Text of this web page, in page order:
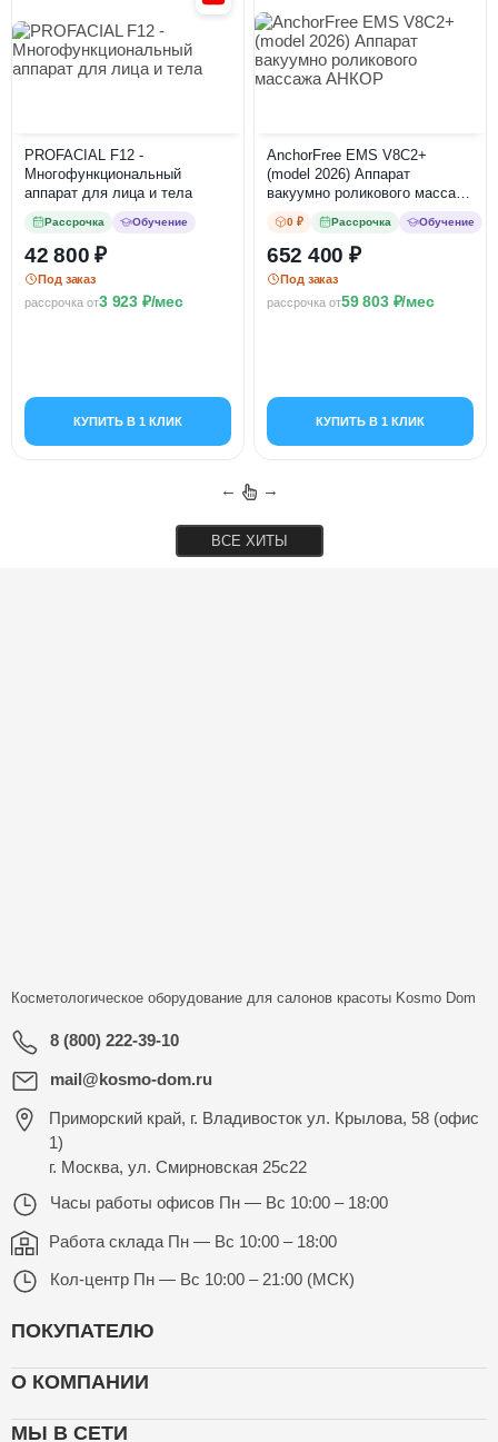
PROFACIAL F12 -
Многофункциональный
аппарат для лица и тела
Рассрочка Обучение
42 800
Под заказ
рассрочка от3 923 /мес
КУПИТЬ В 1 КЛИК
AnchorFree EMS V8C2+
(model 2026) Аппарат
вакуумно роликового массажа
0 ₽ Рассрочка Обучение
652 400
Под заказ
рассрочка от59 803 /мес
КУПИТЬ В 1 КЛИК
← →
ВСЕ ХИТЫ
Косметологическое оборудование для салонов красоты Kosmo Dom
8 (800) 222-39-10
mail@kosmo-dom.ru
Приморский край, г. Владивосток ул. Крылова, 58 (офис
1)
г. Москва, ул. Смирновская 25с22
Часы работы офисов Пн — Вс 10:00 – 18:00
Работа склада Пн — Вс 10:00 – 18:00
Кол-центр Пн — Вс 10:00 – 21:00 (МСК)
ПОКУПАТЕЛЮ
О КОМПАНИИ
МЫ В СЕТИ